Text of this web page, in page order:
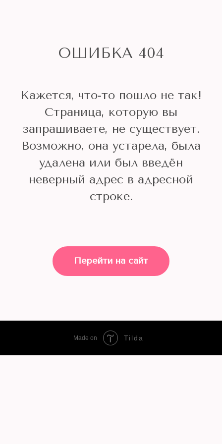
ОШИБКА 404
Кажется, что-то пошло не так!
Страница, которую вы
запрашиваете, не существует.
Возможно, она устарела, была
удалена или был введён
неверный адрес в адресной
строке.
Перейти на сайт
Made on Tilda